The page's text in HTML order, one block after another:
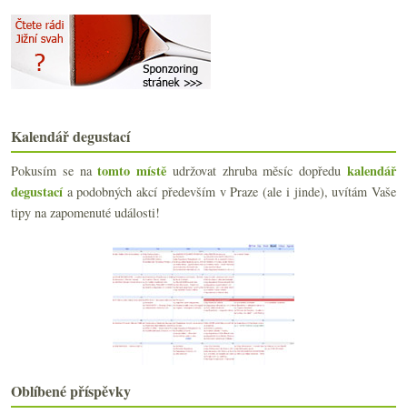
První poznámky a fotky z Japonska
Odlétám, zaplačte…
Začátek podzimu a dva fajn pinoty
Tajná vína, Na nože!, víno plné mezinárodního poro...
Narvaný víkend a víno ze stojanu jak u benzínky
Velké domény Burgundska přehledně
Opožděné sebeoslavné 3. výročí Jižního svahu
Den otevřeného skladu u Neubauerů
Dvě krabicovky a něco k pátečnímu burčáku
Dva červené pinoty, u kterých jsem si nebyl jist
Nalévání sektu, čištění zubů, WineMatch a Fénix
Dvě mladé červené krásky
Zahradní slavnost jiných vín
Výsledky ankety „Povolit alkohol za volantem?“
Sklípek, burčák, sázka a něco ze Slovenska
Vinná mapa supermarketů I. – Idea
►srpna(22)
Kalendář degustací
Pokusím se natomto místě udržovat zhruba měsíc dopředukalendář
degustacía podobných akcí především v Praze (ale i jinde), uvítám Vaše
tipy na zapomenuté události!
Oblíbené příspěvky